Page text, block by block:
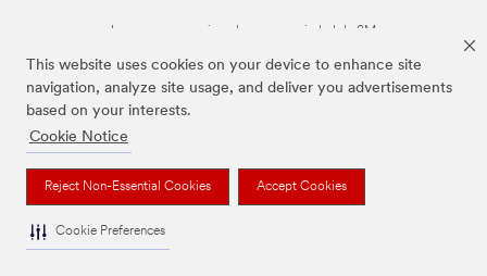
This website uses cookies on your device to enhance site
navigation, analyze site usage, and deliver you advertisements
based on your interests.
Cookie Notice
Reject Non-Essential Cookies Accept Cookies
Cookie Preferences
Las marcas mencionadas son propiedad de 3M